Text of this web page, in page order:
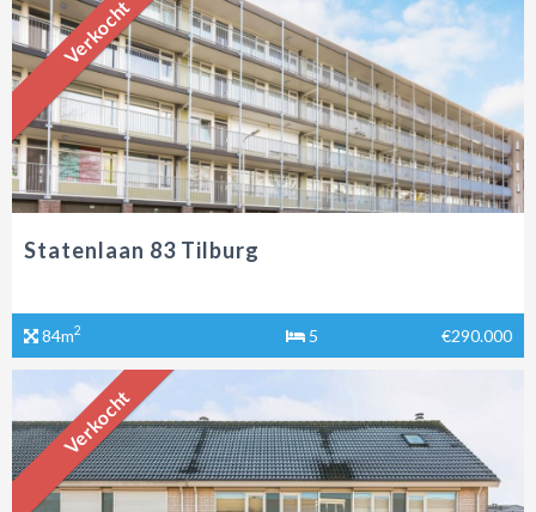
Verkocht
Statenlaan 83 Tilburg
84m2 5 €290.000
Verkocht